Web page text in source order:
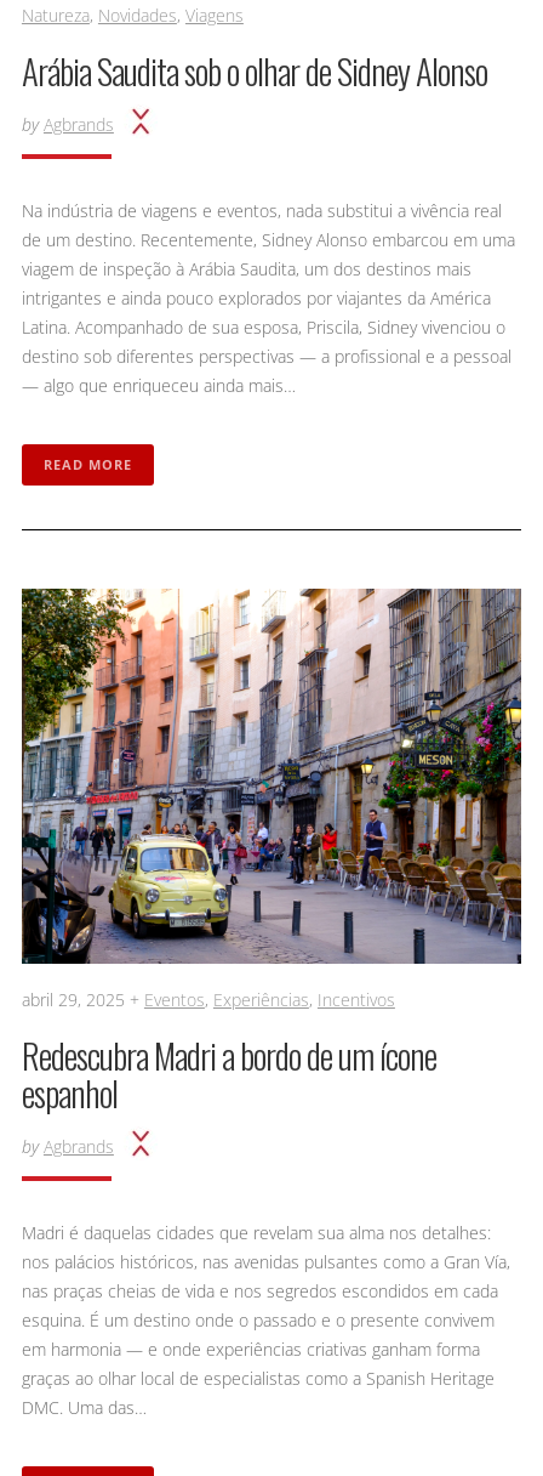
Natureza, Novidades, Viagens
Arábia Saudita sob o olhar de Sidney Alonso
by Agbrands
Na indústria de viagens e eventos, nada substitui a vivência real
de um destino. Recentemente, Sidney Alonso embarcou em uma
viagem de inspeção à Arábia Saudita, um dos destinos mais
intrigantes e ainda pouco explorados por viajantes da América
Latina. Acompanhado de sua esposa, Priscila, Sidney vivenciou o
destino sob diferentes perspectivas — a profissional e a pessoal
— algo que enriqueceu ainda mais…
READ MORE
abril 29, 2025 + Eventos, Experiências, Incentivos
Redescubra Madri a bordo de um ícone
espanhol
by Agbrands
Madri é daquelas cidades que revelam sua alma nos detalhes:
nos palácios históricos, nas avenidas pulsantes como a Gran Vía,
nas praças cheias de vida e nos segredos escondidos em cada
esquina. É um destino onde o passado e o presente convivem
em harmonia — e onde experiências criativas ganham forma
graças ao olhar local de especialistas como a Spanish Heritage
DMC. Uma das…